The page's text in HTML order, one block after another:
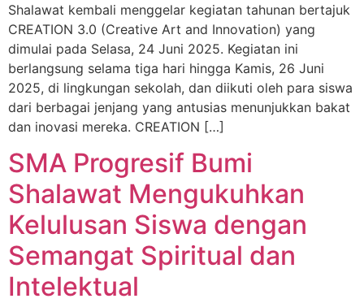
Shalawat kembali menggelar kegiatan tahunan bertajuk
CREATION 3.0 (Creative Art and Innovation) yang
dimulai pada Selasa, 24 Juni 2025. Kegiatan ini
berlangsung selama tiga hari hingga Kamis, 26 Juni
2025, di lingkungan sekolah, dan diikuti oleh para siswa
dari berbagai jenjang yang antusias menunjukkan bakat
dan inovasi mereka. CREATION […]
SMA Progresif Bumi
Shalawat Mengukuhkan
Kelulusan Siswa dengan
Semangat Spiritual dan
Intelektual